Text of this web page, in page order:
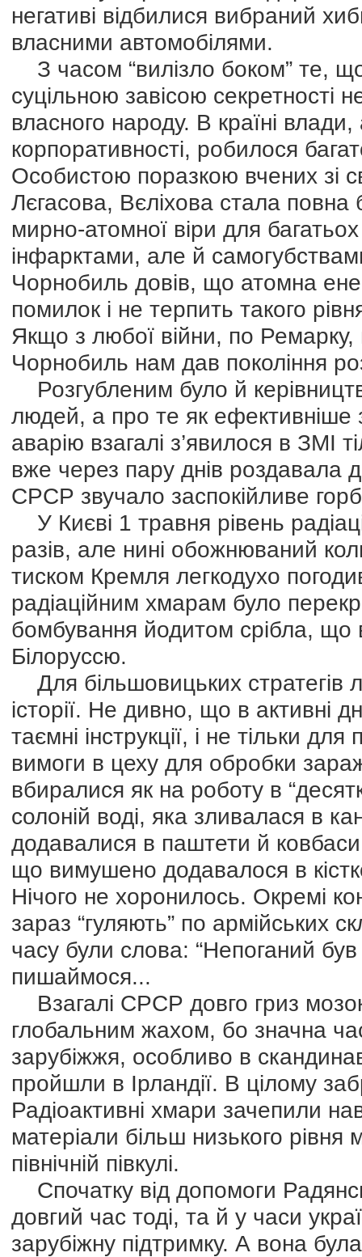
негативі відбилися вибраний
власними автомобілями.
З часом “вилізло боком” те,
суцільною завісою секретності
власного народу. В країні
корпоративності, робилося
Особистою поразкою вчених зі
Лєгасова, Вєліхова стала повна
мирно-атомної віри для багатьох
інфарктами, але й
Чорнобиль довів, що атомна
помилок і не терпить такого
Якщо з любої війни, по Ремарку,
Чорнобиль нам дав покоління
Розгубленим було й
людей, а про те як
аварію взагалі з’явилося в ЗМІ
вже через пару днів роздавала
СРСР звучало заспокійливе
У Києві 1 травня рівень
разів, але нині обожнюваний
тиском Кремля легкодухо
радіаційним хмарам було
бомбування йодитом срібла, що
Білоруссю.
Для більшовицьких стратегів
історії. Не дивно, що в активні
таємні інструкції, і не тільки
вимоги в цеху для обробки
вбиралися як на роботу в
солоній воді, яка зливалася в
додавалися в паштети й
що вимушено додавалося в
Нічого не хоронилось. Окремі
зараз “гуляють” по армійських
часу були слова: “Непоганий
пишаймося...
Взагалі СРСР довго гриз
глобальним жахом, бо значна
зарубіжжя, особливо в
пройшли в Ірландії. В цілому
Радіоактивні хмари зачепили
матеріали більш низького
північній півкулі.
Спочатку від допомоги
довгий час тоді, та й у часи
зарубіжну підтримку. А вона